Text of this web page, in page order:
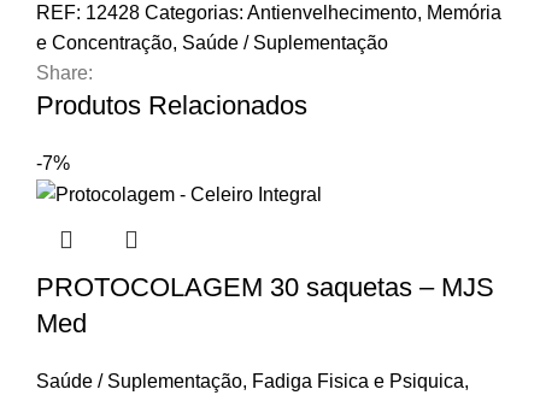
REF: 12428 Categorias: Antienvelhecimento, Memória
e Concentração, Saúde / Suplementação
Share:
Produtos Relacionados
-7%
PROTOCOLAGEM 30 saquetas – MJS
Med
Saúde / Suplementação, Fadiga Fisica e Psiquica,